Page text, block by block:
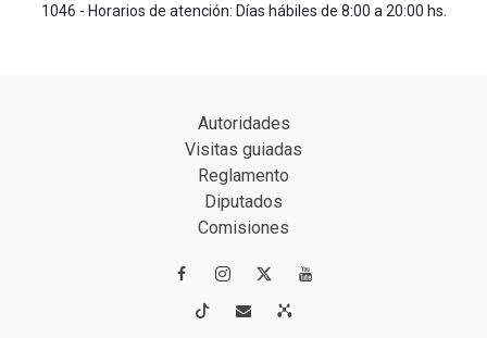
1046 - Horarios de atención: Días hábiles de 8:00 a 20:00 hs.
Autoridades
Visitas guiadas
Reglamento
Diputados
Comisiones
 
 